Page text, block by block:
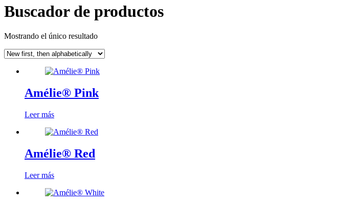
Buscador de productos
Mostrando el único resultado
Amélie® Pink
Leer más
Amélie® Red
Leer más